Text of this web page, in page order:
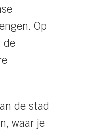
Op
de
de stad
waar je